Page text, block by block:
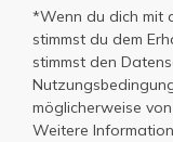
*Wenn du dich mit
stimmst du dem
stimmst den
möglicherweise
Weitere